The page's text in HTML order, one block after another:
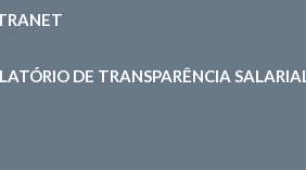
DE TRANSPARÊNCIA SALARIAL